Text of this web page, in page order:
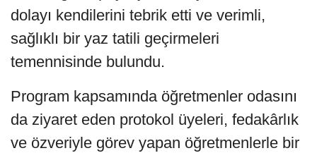
dolayı kendilerini tebrik etti ve verimli,
sağlıklı bir yaz tatili geçirmeleri
temennisinde bulundu.
Program kapsamında öğretmenler odasını
da ziyaret eden protokol üyeleri, fedakârlık
ve özveriyle görev yapan öğretmenlerle bir